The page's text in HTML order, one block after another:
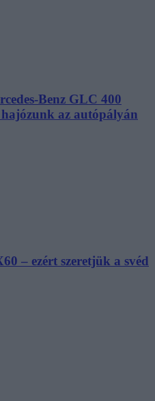
Benz GLC 400
az autópályán
– ezért szeretjük a svéd